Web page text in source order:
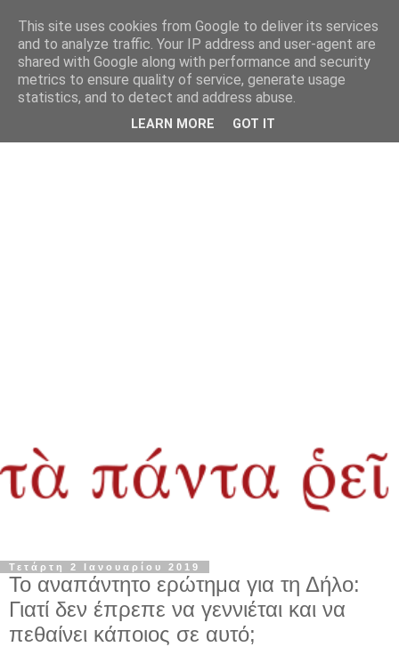
Τετάρτη 2 Ιανουαρίου 2019
Το αναπάντητο ερώτημα για τη Δήλο:
Γιατί δεν έπρεπε να γεννιέται και να
πεθαίνει κάποιος σε αυτό;
This site uses cookies from Google to deliver its services
and to analyze traffic. Your IP address and user-agent are
shared with Google along with performance and security
metrics to ensure quality of service, generate usage
statistics, and to detect and address abuse.
LEARN MORE GOT IT